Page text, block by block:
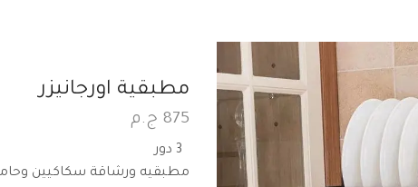
مطبقية اورجانيزر
875 ج.م
مطبقيه ورشاقة سكاكيين